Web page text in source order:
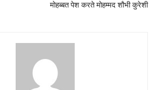
मोहब्बत पेश करते मोहम्मद शौभी कुरेशी